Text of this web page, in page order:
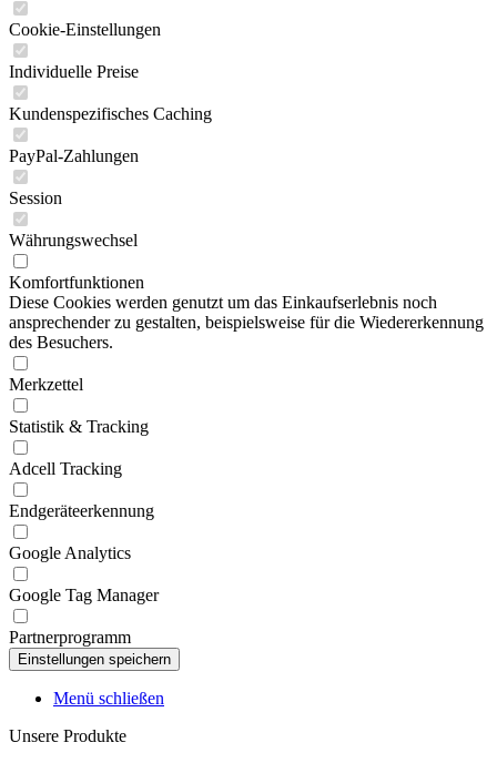
Cookie-Einstellungen
Individuelle Preise
Kundenspezifisches Caching
PayPal-Zahlungen
Session
Währungswechsel
Komfortfunktionen
Diese Cookies werden genutzt um das Einkaufserlebnis noch
ansprechender zu gestalten, beispielsweise für die Wiedererkennung
des Besuchers.
Merkzettel
Statistik & Tracking
Adcell Tracking
Endgeräteerkennung
Google Analytics
Google Tag Manager
Partnerprogramm
Menü schließen
Unsere Produkte